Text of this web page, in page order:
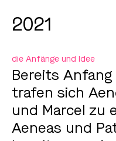
2021
die Anfänge und Idee
Bereits Anfang
trafen sich
und Marcel zu
Aeneas und